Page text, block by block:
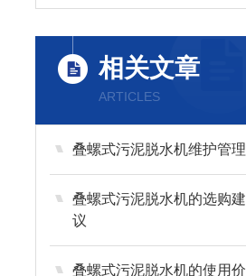
相关文章
ARTICLES
叠螺式污泥脱水机维护管理
叠螺式污泥脱水机的选购建
议
叠螺式污泥脱水机的使用价